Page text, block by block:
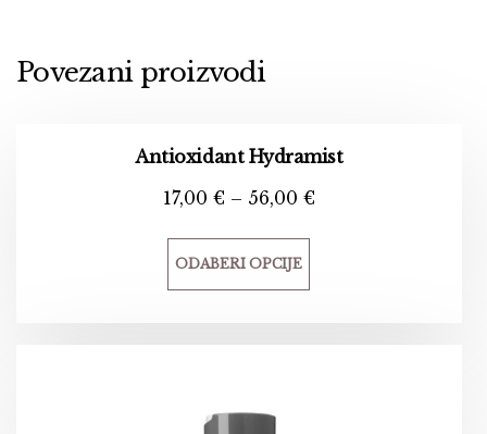
Povezani proizvodi
Antioxidant Hydramist
17,00 € – 56,00 €
ODABERI OPCIJE